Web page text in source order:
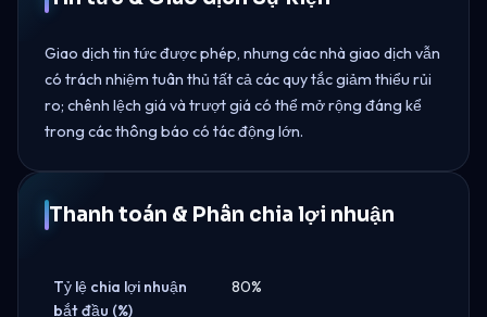
Giao dịch tin tức được phép, nhưng các nhà giao dịch vẫn
có trách nhiệm tuân thủ tất cả các quy tắc giảm thiểu rủi
ro; chênh lệch giá và trượt giá có thể mở rộng đáng kể
trong các thông báo có tác động lớn.
Thanh toán & Phân chia lợi nhuận
Tỷ lệ chia lợi nhuận
bắt đầu (%)
80%